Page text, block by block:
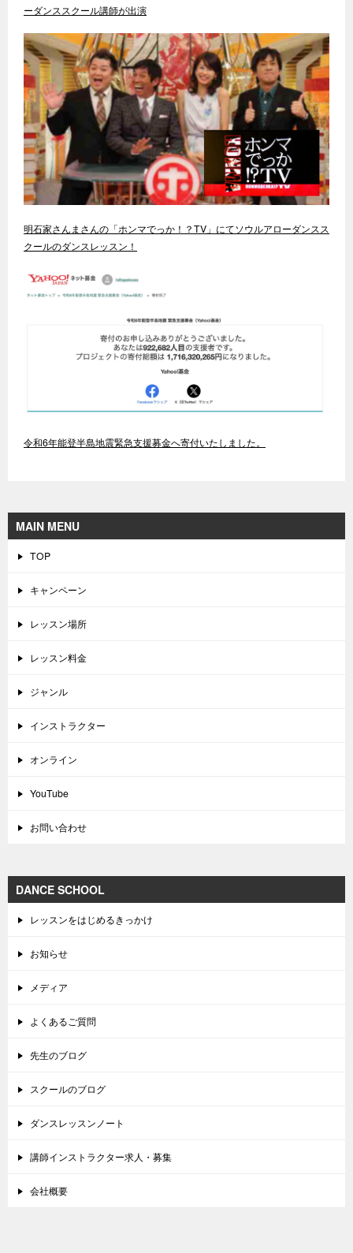
ーダンススクール講師が出演
明石家さんまさんの「ホンマでっか！？TV」にてソウルアローダンスス
クールのダンスレッスン！
令和6年能登半島地震緊急支援募金へ寄付いたしました。
MAIN MENU
TOP
キャンペーン
レッスン場所
レッスン料金
ジャンル
インストラクター
オンライン
YouTube
お問い合わせ
DANCE SCHOOL
レッスンをはじめるきっかけ
お知らせ
メディア
よくあるご質問
先生のブログ
スクールのブログ
ダンスレッスンノート
講師インストラクター求人・募集
会社概要